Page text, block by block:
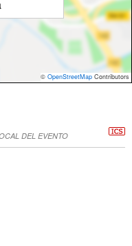
© OpenStreetMap Contributors
DEL EVENTO